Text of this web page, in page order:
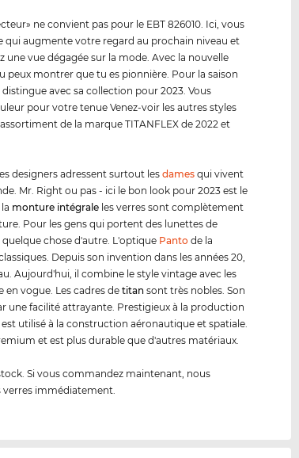
ne convient pas pour le EBT 826010. Ici, vous
qui augmente votre regard au prochain niveau et
une vue dégagée sur la mode. Avec la nouvelle
peux montrer que tu es pionnière. Pour la saison
avec sa collection pour 2023. Vous
pour votre tenue Venez-voir les autres styles
de la marque TITANFLEX de 2022 et
designers adressent surtout lesdames qui vivent
Mr. Right ou pas - ici le bon look pour 2023 est le
monture intégrale les verres sont complètement
Pour les gens qui portent des lunettes de
quelque chose d'autre. L'optique Panto de la
Depuis son invention dans les années 20,
Aujourd'hui, il combine le style vintage avec les
en vogue. Les cadres detitan sont très nobles. Son
une facilité attrayante. Prestigieux à la production
est utilisé à la construction aéronautique et spatiale.
et est plus durable que d'autres matériaux.
Si vous commandez maintenant, nous
immédiatement.